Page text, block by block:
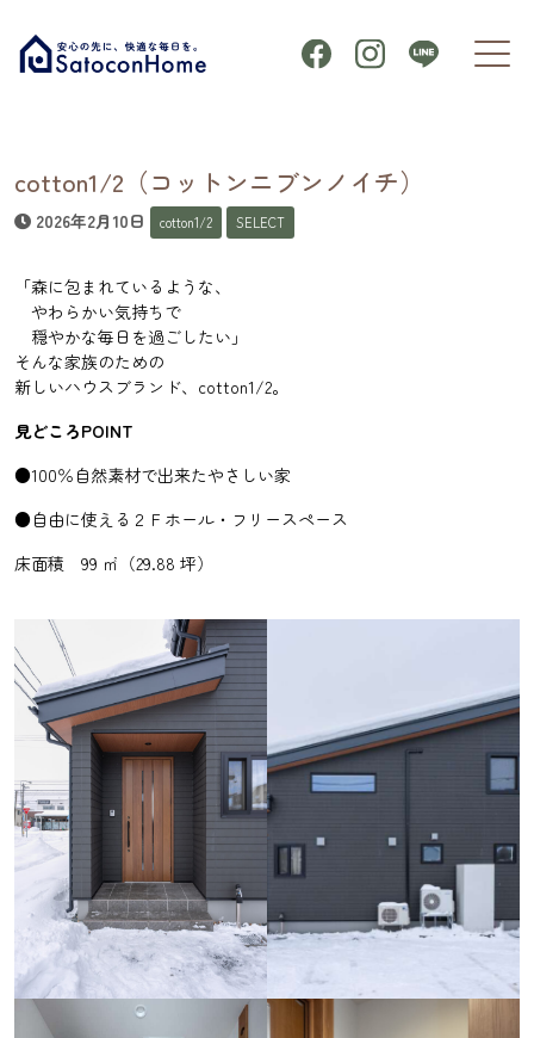
cotton1/2（コットンニブンノイチ）
2026年2月10日 cotton1/2 SELECT
「森に包まれているような、
やわらかい気持ちで
穏やかな毎日を過ごしたい」
そんな家族のための
新しいハウスブランド、cotton1/2。
見どころPOINT
●100％自然素材で出来たやさしい家
●自由に使える２Ｆホール・フリースペース
床面積 99 ㎡（29.88 坪）